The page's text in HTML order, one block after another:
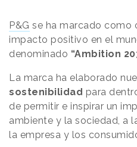
P&G se ha marcado como
impacto positivo en el
denominado “Ambition
La marca ha elaborado
sostenibilidad para
de permitir e inspirar un
ambiente y la sociedad, a
la empresa y los